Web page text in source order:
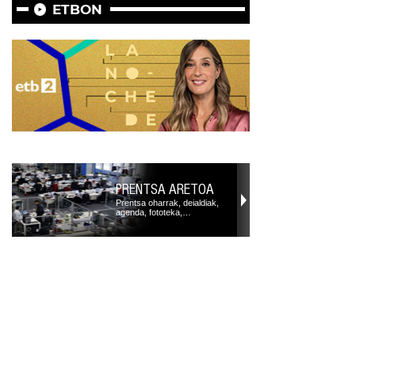
ETBON
PRENTSA ARETOA
Prentsa oharrak, deialdiak,
agenda, fototeka,…